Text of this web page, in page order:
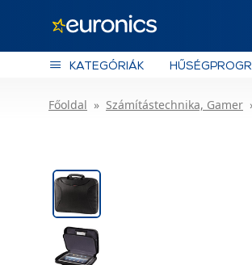
KATEGÓRIÁK
Főoldal Számítástechnika, Gamer